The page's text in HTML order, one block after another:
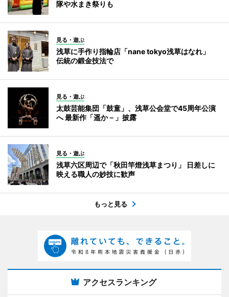
隊や水まき祭りも
見る・遊ぶ
浅草に手作り指輪店「nane tokyo浅草はなれ」
伝統の鍛金技法で
見る・遊ぶ
太鼓芸能集団「鼓童」、浅草公会堂で45周年公演
へ 最新作「遥か－」披露
見る・遊ぶ
浅草六区周辺で「秋田竿燈浅草まつり」 日差しに
映える職人の妙技に歓声
もっと見る
アクセスランキング